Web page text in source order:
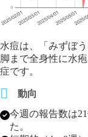
水痘は、「みずぼ
脚まで全身性に水
症です。
動向
今週の報告数は
た。